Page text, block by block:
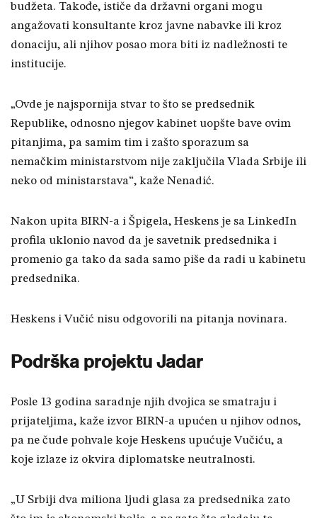
budžeta. Takođe, ističe da državni organi mogu
angažovati konsultante kroz javne nabavke ili kroz
donaciju, ali njihov posao mora biti iz nadležnosti te
institucije.
„Ovde je najspornija stvar to što se predsednik
Republike, odnosno njegov kabinet uopšte bave ovim
pitanjima, pa samim tim i zašto sporazum sa
nemačkim ministarstvom nije zaključila Vlada Srbije ili
neko od ministarstava“, kaže Nenadić.
Nakon upita BIRN-a i Špigela, Heskens je sa LinkedIn
profila uklonio navod da je savetnik predsednika i
promenio ga tako da sada samo piše da radi u kabinetu
predsednika.
Heskens i Vučić nisu odgovorili na pitanja novinara.
Podrška projektu Jadar
Posle 13 godina saradnje njih dvojica se smatraju i
prijateljima, kaže izvor BIRN-a upućen u njihov odnos,
pa ne čude pohvale koje Heskens upućuje Vučiću, a
koje izlaze iz okvira diplomatske neutralnosti.
„U Srbiji dva miliona ljudi glasa za predsednika zato